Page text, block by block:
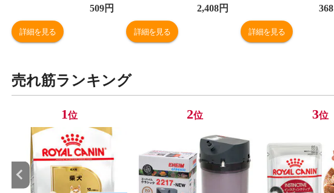
ェットティッシュ ８０
枚×３袋 お一人様２点
限り 関東当日便
509円
詳細を見る
犬 猫 お散歩 関東当日
便
2,408円
詳細を見る
368
詳細を見る
売れ筋ランキング
1位 2位 3位